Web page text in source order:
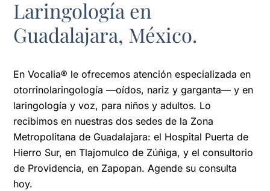
Laringología en
Guadalajara, México.
En Vocalia® le ofrecemos atención especializada en
otorrinolaringología —oídos, nariz y garganta— y en
laringología y voz, para niños y adultos. Lo
recibimos en nuestras dos sedes de la Zona
Metropolitana de Guadalajara: el Hospital Puerta de
Hierro Sur, en Tlajomulco de Zúñiga, y el consultorio
de Providencia, en Zapopan. Agende su consulta
hoy.